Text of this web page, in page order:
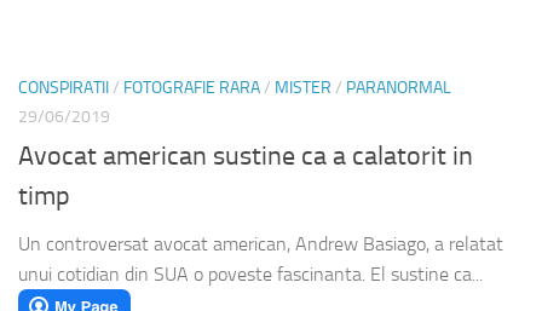
CONSPIRATII/ FOTOGRAFIE RARA/ MISTER / PARANORMAL
29/06/2019
Avocat american sustine ca a calatorit in
timp
Un controversat avocat american, Andrew Basiago, a relatat
unui cotidian din SUA o poveste fascinanta. El sustine ca...